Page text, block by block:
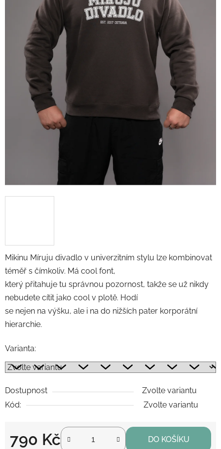
Mikinu Míruju divadlo v univerzitním stylu lze kombinovat
téměř s čímkoliv. Má cool font,
který přitahuje tu správnou pozornost, takže se už nikdy
nebudete cítit jako cool v plotě. Hodí
se nejen na výšku, ale i na do nižších pater korporátní
hierarchie.
Varianta:
Dostupnost
Zvolte variantu
Kód:
Zvolte variantu
790 Kč DO KOŠÍKU